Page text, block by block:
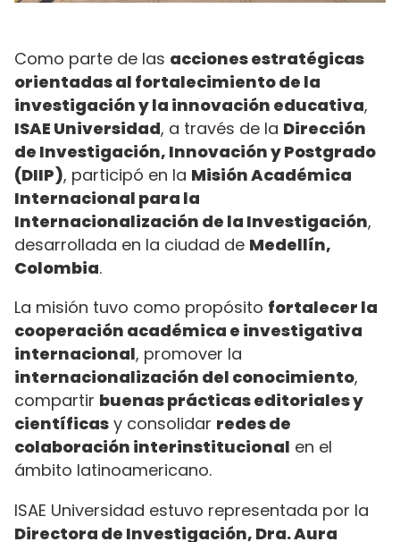
Como parte de las acciones estratégicas
orientadas al fortalecimiento de la
investigación y la innovación educativa,
ISAE Universidad, a través de la Dirección
de Investigación, Innovación y Postgrado
(DIIP), participó en la Misión Académica
Internacional para la
Internacionalización de la Investigación,
desarrollada en la ciudad de Medellín,
Colombia.
La misión tuvo como propósito fortalecer la
cooperación académica e investigativa
internacional, promover la
internacionalización del conocimiento,
compartir buenas prácticas editoriales y
científicas y consolidar redes de
colaboración interinstitucional en el
ámbito latinoamericano.
ISAE Universidad estuvo representada por la
Directora de Investigación, Dra. Aura